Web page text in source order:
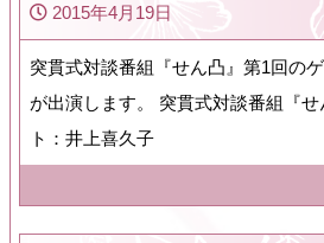
2015年4月19日
突貫式対談番組『せん凸』第1回の
が出演します。 突貫式対談番組『
ト：井上喜久子